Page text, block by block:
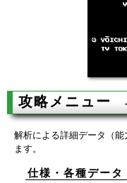
攻略メニュー
解析による詳細データ（
ます。
仕様・各種データ